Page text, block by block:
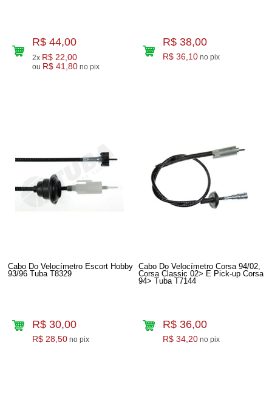
R$ 44,00
2x R$ 22,00
ou R$ 41,80 no pix
R$ 38,00
R$ 36,10 no pix
Cabo Do Velocímetro Escort Hobby
93/96 Tuba T8329
R$ 30,00
R$ 28,50 no pix
Cabo Do Velocímetro Corsa 94/02,
Corsa Classic 02> E Pick-up Corsa
94> Tuba T7144
R$ 36,00
R$ 34,20 no pix